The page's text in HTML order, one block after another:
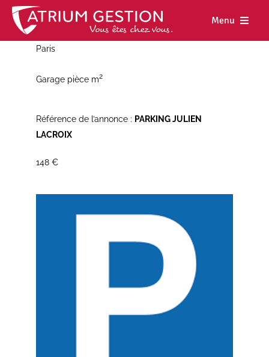
Skip
content
Menu
Nos
Paris
Garage pièce m2
Référence de l’annonce : PARKING JULIEN
LACROIX
148 €